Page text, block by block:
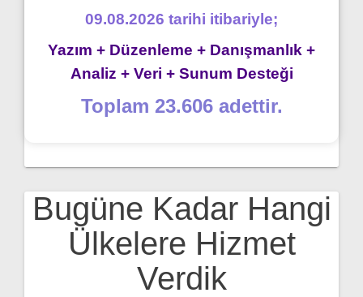
09.08.2026 tarihi itibariyle;
Yazım + Düzenleme + Danışmanlık +
Analiz + Veri + Sunum Desteği
Toplam 23.606 adettir.
Bugüne Kadar Hangi
Ülkelere Hizmet
Verdik